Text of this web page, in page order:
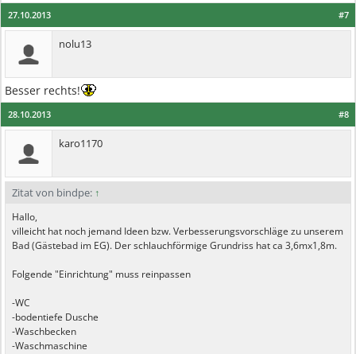
#7
27.10.2013
nolu13
Besser rechts!
#8
28.10.2013
karo1170
Zitat von bindpe: ↑
Hallo,
villeicht hat noch jemand Ideen bzw. Verbesserungsvorschläge zu unserem
Bad (Gästebad im EG). Der schlauchförmige Grundriss hat ca 3,6mx1,8m.
Folgende "Einrichtung" muss reinpassen
-WC
-bodentiefe Dusche
-Waschbecken
-Waschmaschine